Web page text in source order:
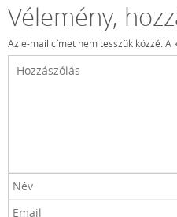
Vélemény,
Az e-mail címet nem tesszük közzé.A